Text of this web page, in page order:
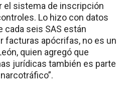
el sistema de inscripción
Lo hizo con datos
cada seis SAS están
facturas apócrifas, no es un
quien agregó que
jurídicas también es parte